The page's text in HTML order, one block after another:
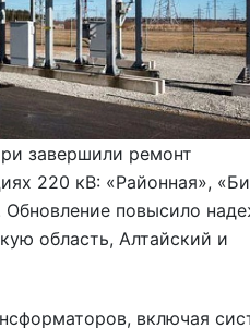
завершили ремонт
220 кВ: «Районная»,
повысило
область, Алтайский и
включая